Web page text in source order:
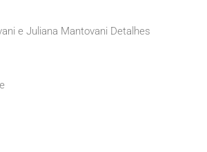
e Juliana Mantovani Detalhes